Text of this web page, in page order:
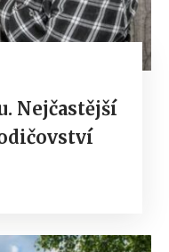
Nejčastější